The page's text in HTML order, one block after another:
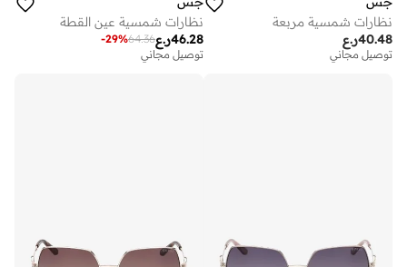
نظارات شمسية مربعة
ر.ع40.48
توصيل مجاني
نظارات شمسية عين القطة
ر.ع46.28
64.36
-29%
توصيل مجاني